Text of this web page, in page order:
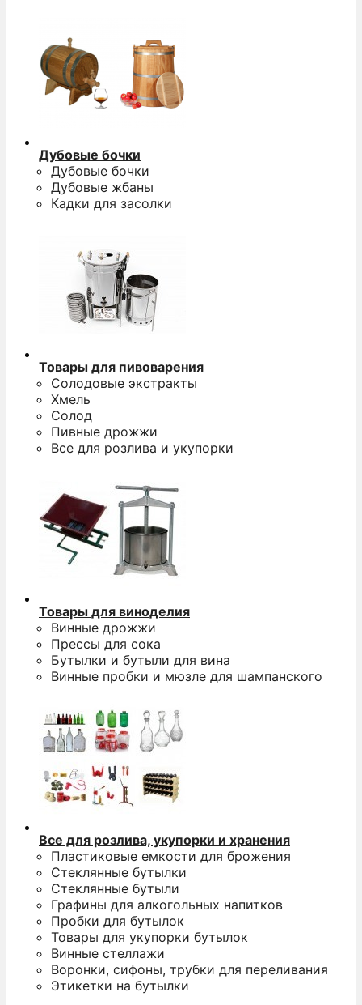
Дубовые бочки
Дубовые бочки
Дубовые жбаны
Кадки для засолки
Товары для пивоварения
Солодовые экстракты
Хмель
Солод
Пивные дрожжи
Все для розлива и укупорки
Товары для виноделия
Винные дрожжи
Прессы для сока
Бутылки и бутыли для вина
Винные пробки и мюзле для шампанского
Все для розлива, укупорки и хранения
Пластиковые емкости для брожения
Стеклянные бутылки
Стеклянные бутыли
Графины для алкогольных напитков
Пробки для бутылок
Товары для укупорки бутылок
Винные стеллажи
Воронки, сифоны, трубки для переливания
Этикетки на бутылки